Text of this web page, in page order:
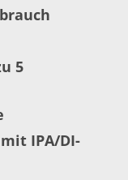
5
IPA/DI-